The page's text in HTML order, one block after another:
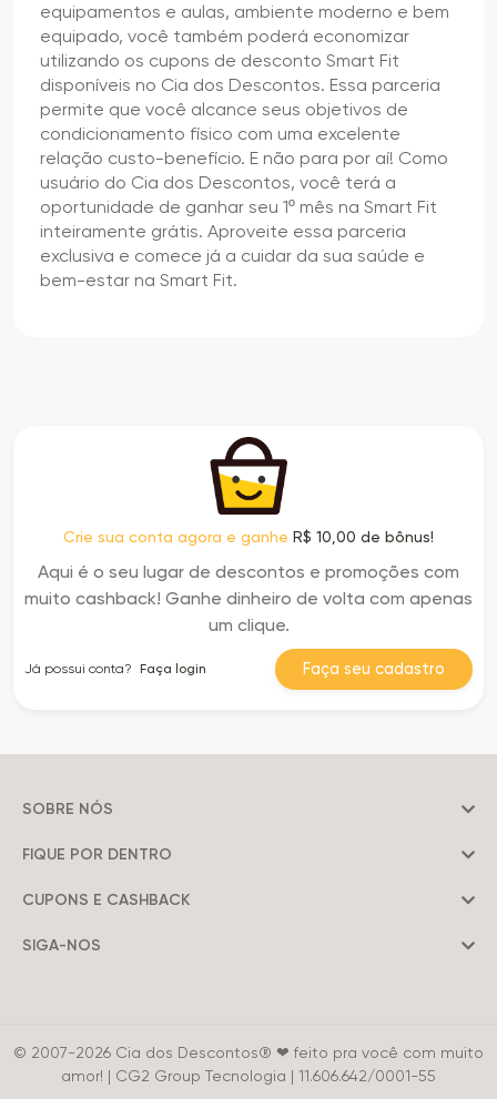
equipamentos e aulas, ambiente moderno e bem
equipado, você também poderá economizar
utilizando os cupons de desconto Smart Fit
disponíveis no Cia dos Descontos. Essa parceria
permite que você alcance seus objetivos de
condicionamento físico com uma excelente
relação custo-benefício. E não para por aí! Como
usuário do Cia dos Descontos, você terá a
oportunidade de ganhar seu 1º mês na Smart Fit
inteiramente grátis. Aproveite essa parceria
exclusiva e comece já a cuidar da sua saúde e
bem-estar na Smart Fit.
Crie sua conta agora e ganhe R$ 10,00 de bônus!
Aqui é o seu lugar de descontos e promoções com
muito cashback! Ganhe dinheiro de volta com apenas
um clique.
Faça seu cadastro
Já possui conta? Faça login
SOBRE NÓS
FIQUE POR DENTRO
CUPONS E CASHBACK
SIGA-NOS
© 2007-2026 Cia dos Descontos® ❤ feito pra você com muito
amor! | CG2 Group Tecnologia | 11.606.642/0001-55